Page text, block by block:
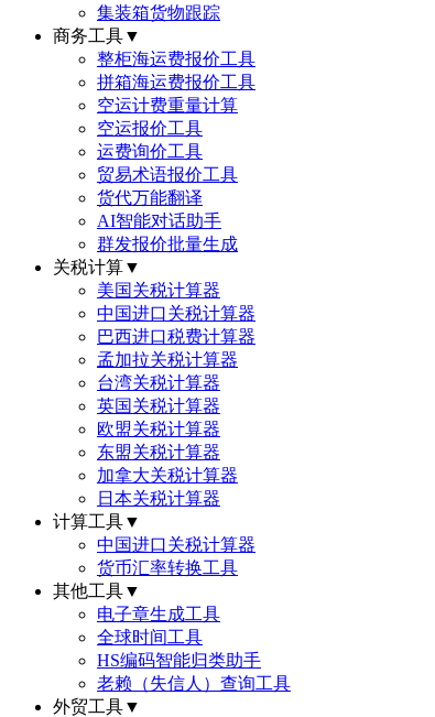
集装箱货物跟踪
商务工具▼
整柜海运费报价工具
拼箱海运费报价工具
空运计费重量计算
空运报价工具
运费询价工具
贸易术语报价工具
货代万能翻译
AI智能对话助手
群发报价批量生成
关税计算▼
美国关税计算器
中国进口关税计算器
巴西进口税费计算器
孟加拉关税计算器
台湾关税计算器
英国关税计算器
欧盟关税计算器
东盟关税计算器
加拿大关税计算器
日本关税计算器
计算工具▼
中国进口关税计算器
货币汇率转换工具
其他工具▼
电子章生成工具
全球时间工具
HS编码智能归类助手
老赖（失信人）查询工具
外贸工具▼